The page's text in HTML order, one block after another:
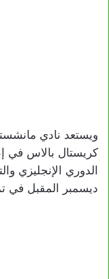
ويستعد نادي
ديسمبر المقبل في